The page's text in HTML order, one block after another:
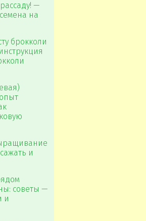
—
на
брокколи
и
советы —
и